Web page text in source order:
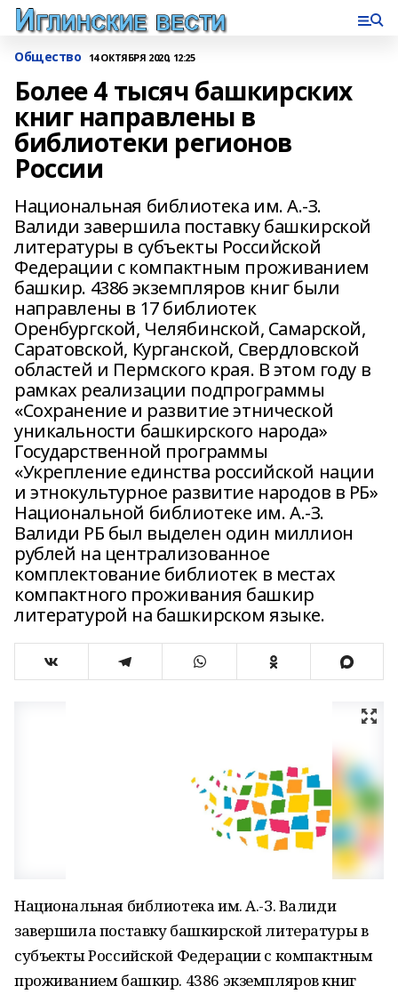
Общество 14 ОКТЯБРЯ 2020, 12:25
Более 4 тысяч башкирских
книг направлены в
библиотеки регионов
России
Национальная библиотека им. А.-З.
Валиди завершила поставку башкирской
литературы в субъекты Российской
Федерации с компактным проживанием
башкир. 4386 экземпляров книг были
направлены в 17 библиотек
Оренбургской, Челябинской, Самарской,
Саратовской, Курганской, Свердловской
областей и Пермского края. В этом году в
рамках реализации подпрограммы
«Сохранение и развитие этнической
уникальности башкирского народа»
Государственной программы
«Укрепление единства российской нации
и этнокультурное развитие народов в РБ»
Национальной библиотеке им. А.-З.
Валиди РБ был выделен один миллион
рублей на централизованное
комплектование библиотек в местах
компактного проживания башкир
литературой на башкирском языке.
Национальная библиотека им. А.-З. Валиди
завершила поставку башкирской литературы в
субъекты Российской Федерации с компактным
проживанием башкир. 4386 экземпляров книг